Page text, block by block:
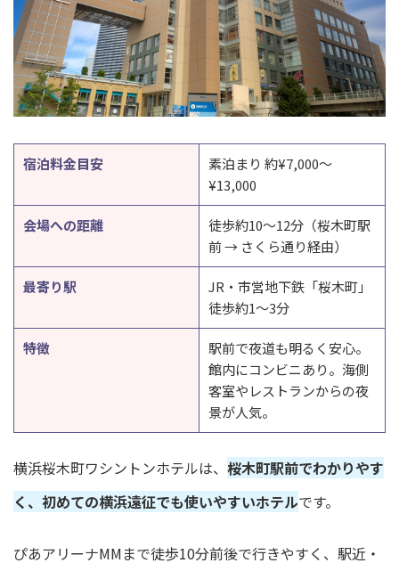
宿泊料金目安
素泊まり 約¥7,000〜
¥13,000
会場への距離
徒歩約10〜12分（桜木町駅
前 → さくら通り経由）
最寄り駅
JR・市営地下鉄「桜木町」
徒歩約1〜3分
特徴
駅前で夜道も明るく安心。
館内にコンビニあり。海側
客室やレストランからの夜
景が人気。
横浜桜木町ワシントンホテルは、 桜木町駅前でわかりやす
く、初めての横浜遠征でも使いやすいホテルです。
ぴあアリーナMMまで徒歩10分前後で行きやすく、駅近・